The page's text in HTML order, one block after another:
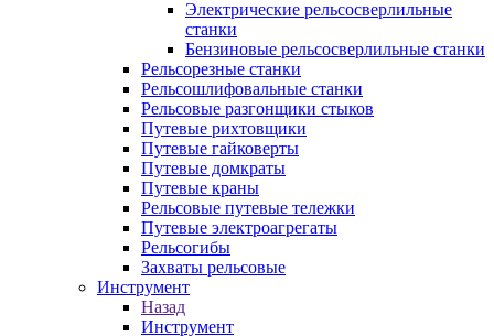
Электрические рельсосверлильные
станки
Бензиновые рельсосверлильные станки
Рельсорезные станки
Рельсошлифовальные станки
Рельсовые разгонщики стыков
Путевые рихтовщики
Путевые гайковерты
Путевые домкраты
Путевые краны
Рельсовые путевые тележки
Путевые электроагрегаты
Рельсогибы
Захваты рельсовые
Инструмент
Назад
Инструмент